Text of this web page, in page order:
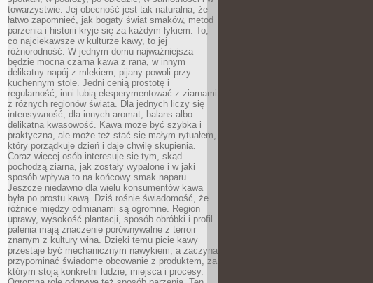
towarzystwie. Jej obecność jest tak naturalna, że
łatwo zapomnieć, jak bogaty świat smaków, metod
parzenia i historii kryje się za każdym łykiem. To,
co najciekawsze w kulturze kawy, to jej
różnorodność. W jednym domu najważniejsza
będzie mocna czarna kawa z rana, w innym
delikatny napój z mlekiem, pijany powoli przy
kuchennym stole. Jedni cenią prostotę i
regularność, inni lubią eksperymentować z ziarnami
z różnych regionów świata. Dla jednych liczy się
intensywność, dla innych aromat, balans albo
delikatna kwasowość. Kawa może być szybka i
praktyczna, ale może też stać się małym rytuałem,
który porządkuje dzień i daje chwilę skupienia.
Coraz więcej osób interesuje się tym, skąd
pochodzą ziarna, jak zostały wypalone i w jaki
sposób wpływa to na końcowy smak naparu.
Jeszcze niedawno dla wielu konsumentów kawa
była po prostu kawą. Dziś rośnie świadomość, że
różnice między odmianami są ogromne. Region
uprawy, wysokość plantacji, sposób obróbki i profil
palenia mają znaczenie porównywalne z terroir
znanym z kultury wina. Dzięki temu picie kawy
przestaje być mechanicznym nawykiem, a zaczyna
przypominać świadome obcowanie z produktem, za
którym stoją konkretni ludzie, miejsca i procesy.